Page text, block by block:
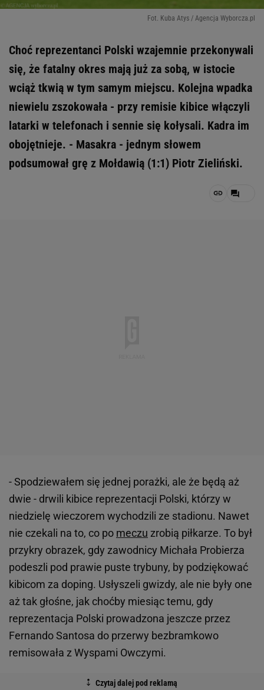
Fot. Kuba Atys / Agencja Wyborcza.pl
Choć reprezentanci Polski wzajemnie przekonywali
się, że fatalny okres mają już za sobą, w istocie
wciąż tkwią w tym samym miejscu. Kolejna wpadka
niewielu zszokowała - przy remisie kibice włączyli
latarki w telefonach i sennie się kołysali. Kadra im
obojętnieje. - Masakra - jednym słowem
podsumował grę z Mołdawią (1:1) Piotr Zieliński.
- Spodziewałem się jednej porażki, ale że będą aż
dwie - drwili kibice reprezentacji Polski, którzy w
niedzielę wieczorem wychodzili ze stadionu. Nawet
nie czekali na to, co po meczu zrobią piłkarze. To był
przykry obrazek, gdy zawodnicy Michała Probierza
podeszli pod prawie puste trybuny, by podziękować
kibicom za doping. Usłyszeli gwizdy, ale nie były one
aż tak głośne, jak choćby miesiąc temu, gdy
reprezentacja Polski prowadzona jeszcze przez
Fernando Santosa do przerwy bezbramkowo
remisowała z Wyspami Owczymi.